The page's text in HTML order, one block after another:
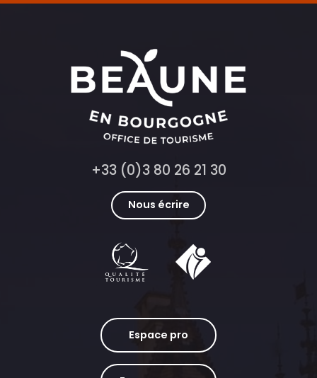
+33 (0)3 80 26 21 30
Nous écrire
Espace pro